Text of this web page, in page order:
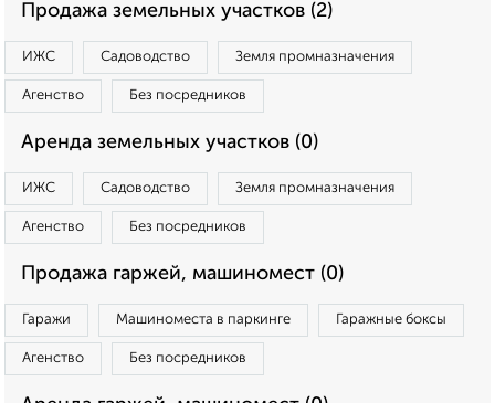
Продажа земельных участков (2)
ИЖС Садоводство Земля промназначения
Агенство Без посредников
Аренда земельных участков (0)
ИЖС Садоводство Земля промназначения
Агенство Без посредников
Продажа гаржей, машиномест (0)
Гаражи Машиноместа в паркинге Гаражные боксы
Агенство Без посредников